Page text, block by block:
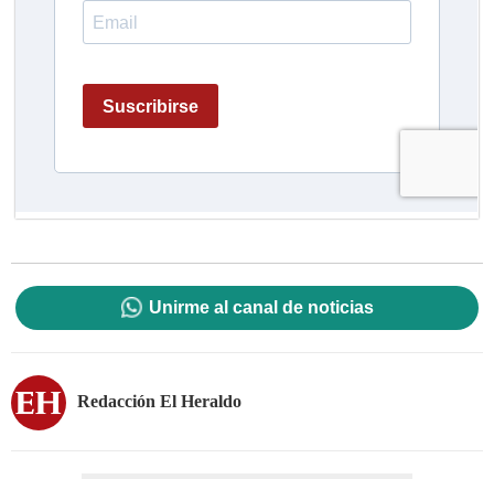
Unirme al canal de noticias
Redacción El Heraldo